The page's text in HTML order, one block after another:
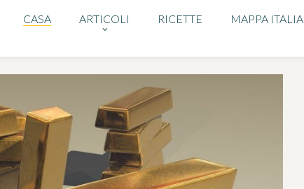
CASA ARTICOLI RICETTE MAPPA ITALIA